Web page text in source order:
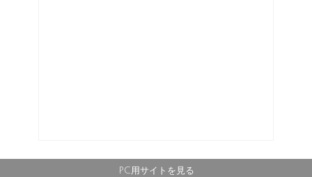
PC用サイトを見る